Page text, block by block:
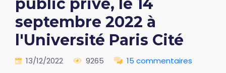
public privé, le 14
septembre 2022 à
l'Université Paris Cité
13/12/2022 9265 15 commentaires